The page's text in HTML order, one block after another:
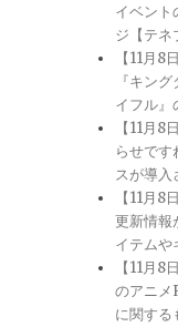
イベント
ジ【テネ
【11月
『キン
イフル』
【11月
らせで
スが導入
【11月
更新情報
イテムや
【11月
のアニメ
に関する